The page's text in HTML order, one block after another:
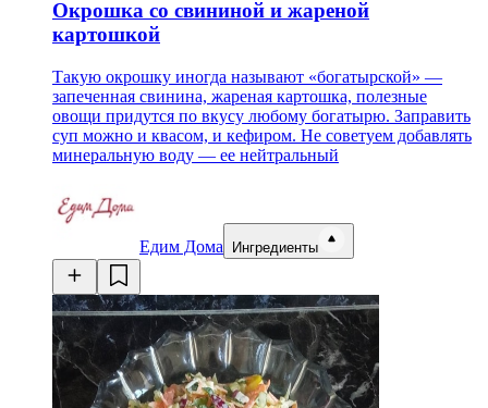
Окрошка со свининой и жареной
картошкой
Такую окрошку иногда называют «богатырской» —
запеченная свинина, жареная картошка, полезные
овощи придутся по вкусу любому богатырю. Заправить
суп можно и квасом, и кефиром. Не советуем добавлять
минеральную воду — ее нейтральный
Едим Дома Ингредиенты